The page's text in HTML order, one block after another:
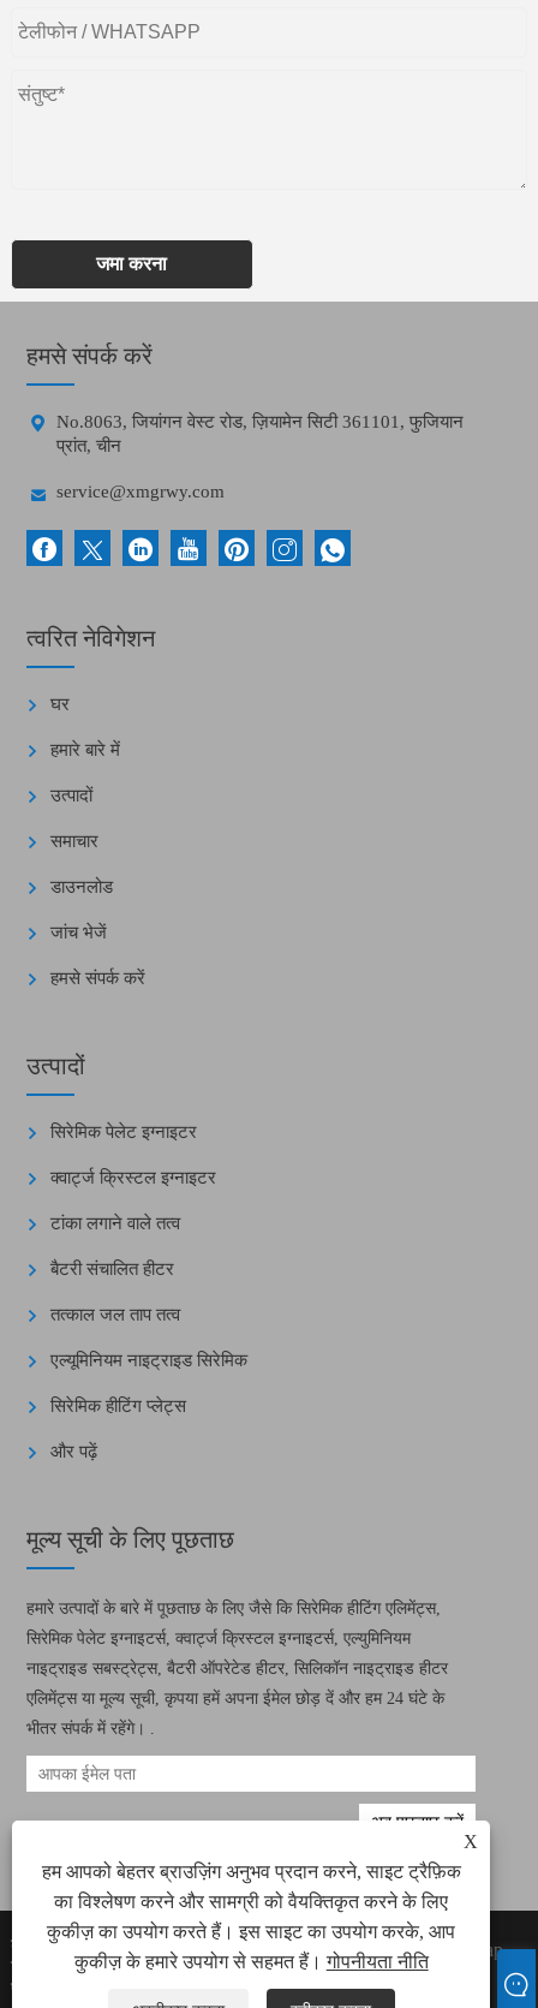
जमा करना
X
हम आपको बेहतर ब्राउज़िंग अनुभव प्रदान करने, साइट ट्रैफ़िक
का विश्लेषण करने और सामग्री को वैयक्तिकृत करने के लिए
कुकीज़ का उपयोग करते हैं। इस साइट का उपयोग करके, आप
कुकीज़ के हमारे उपयोग से सहमत हैं।गोपनीयता नीति
हमसे संपर्क करें

No.8063, जियांगन वेस्ट रोड, ज़ियामेन सिटी 361101, फुजियान
प्रांत, चीन
 service@xmgrwy.com
त्वरित नेविगेशन
घर
हमारे बारे में
उत्पादों
समाचार
डाउनलोड
जांच भेजें
हमसे संपर्क करें
उत्पादों
सिरेमिक पेलेट इग्नाइटर
क्वार्ट्ज क्रिस्टल इग्नाइटर
टांका लगाने वाले तत्व
बैटरी संचालित हीटर
तत्काल जल ताप तत्व
एल्यूमिनियम नाइट्राइड सिरेमिक
सिरेमिक हीटिंग प्लेट्स
और पढ़ें
मूल्य सूची के लिए पूछताछ
हमारे उत्पादों के बारे में पूछताछ के लिए जैसे कि सिरेमिक हीटिंग एलिमेंट्स,
सिरेमिक पेलेट इग्नाइटर्स, क्वार्ट्ज क्रिस्टल इग्नाइटर्स, एल्युमिनियम
नाइट्राइड सबस्ट्रेट्स, बैटरी ऑपरेटेड हीटर, सिलिकॉन नाइट्राइड हीटर
एलिमेंट्स या मूल्य सूची, कृपया हमें अपना ईमेल छोड़ दें और हम 24 घंटे के
भीतर संपर्क में रहेंगे। .
कॉपीराइट © 2022 ज़ियामेन ग्रीन वे इलेक्ट्रॉनिक
टेक्नोलॉजी कं, लिमिटेड सभी सिरेमिक हीटिंग तत्व, सिरेमिक
पेलेट इग्निटर्स राइट्स आरक्षित।
Links
Sitemap